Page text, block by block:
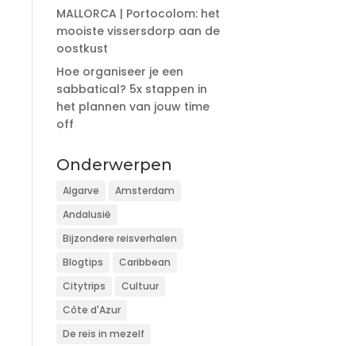
MALLORCA | Portocolom: het
mooiste vissersdorp aan de
oostkust
Hoe organiseer je een
sabbatical? 5x stappen in
het plannen van jouw time
off
Onderwerpen
Algarve
Amsterdam
Andalusië
Bijzondere reisverhalen
Blogtips
Caribbean
Citytrips
Cultuur
Côte d'Azur
De reis in mezelf